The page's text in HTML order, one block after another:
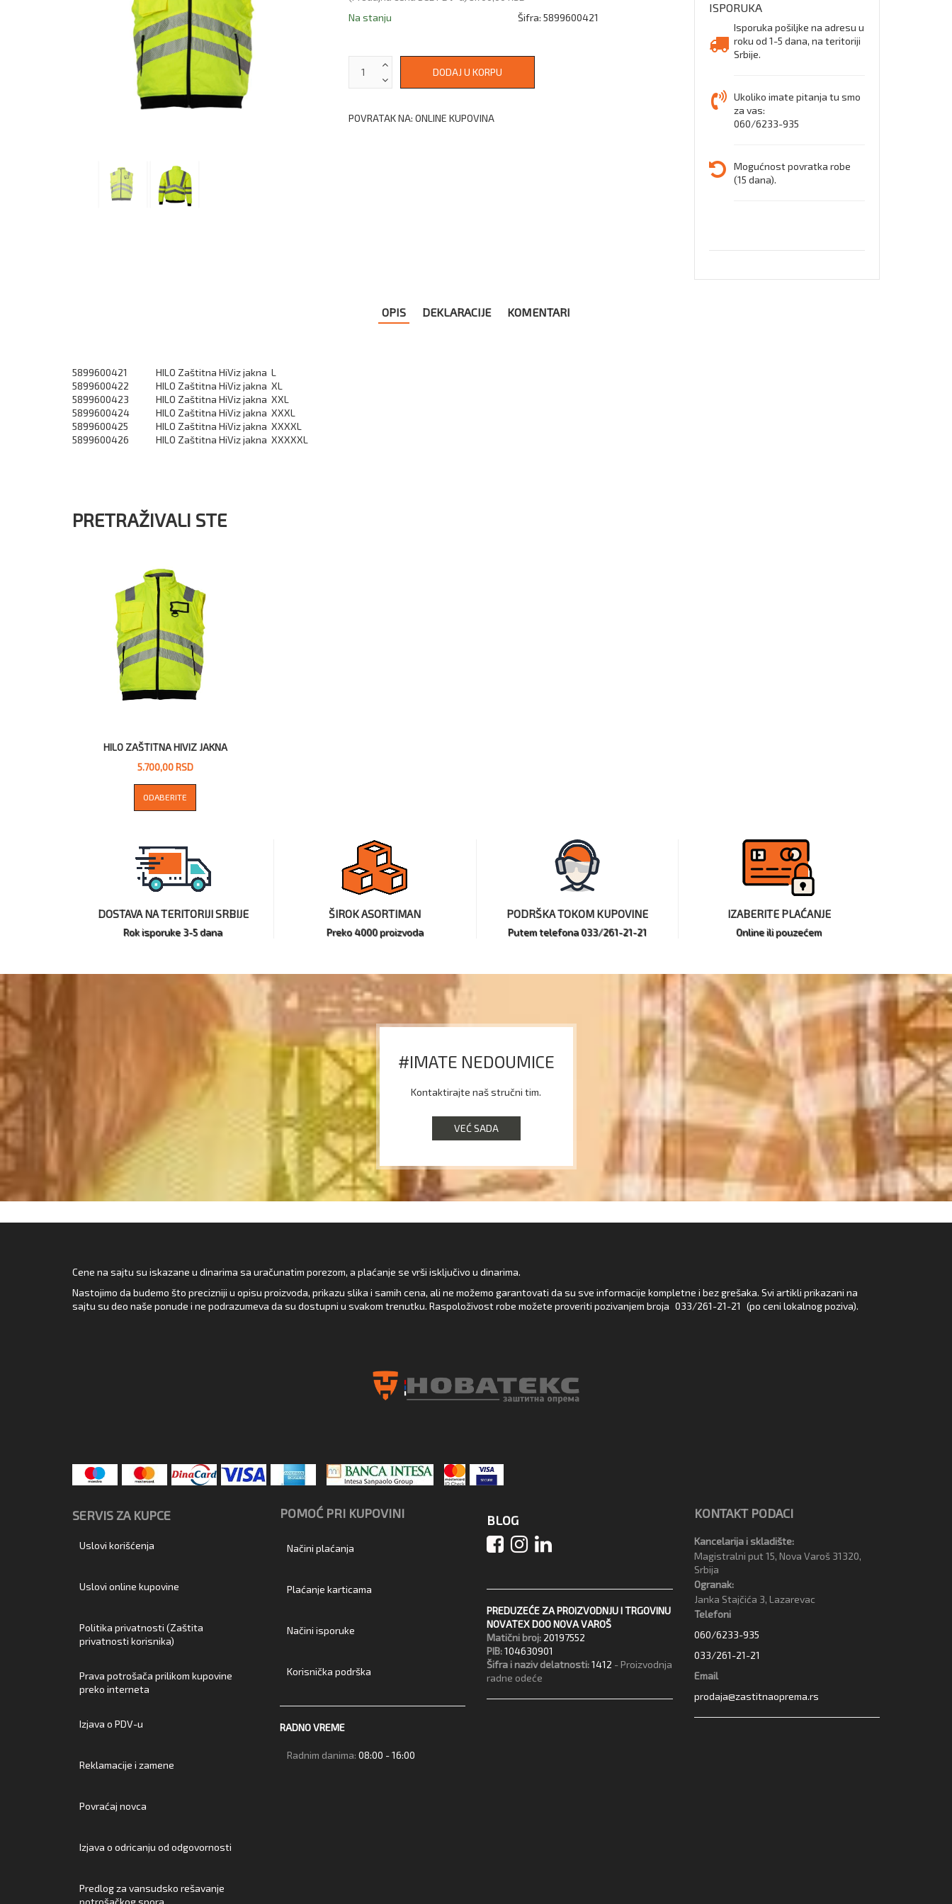
opremu
Na stanju
Šifra: 5899600421
POVRATAK NA: ONLINE KUPOVINA
ISPORUKA
Isporuka pošiljke na adresu u
roku od 1-5 dana, na teritoriji
Srbije.
Ukoliko imate pitanja tu smo
za vas:
060/6233-935
Mogućnost povratka robe
(15 dana).
OPIS DEKLARACIJE KOMENTARI
5899600421
HILO Zaštitna HiViz jakna L
5899600422
HILO Zaštitna HiViz jakna XL
5899600423
HILO Zaštitna HiViz jakna XXL
5899600424
HILO Zaštitna HiViz jakna XXXL
5899600425
HILO Zaštitna HiViz jakna XXXXL
5899600426
HILO Zaštitna HiViz jakna XXXXXL
PRETRAŽIVALI STE
HILO ZAŠTITNA HIVIZ JAKNA
5.700,00 RSD
ODABERITE
DOSTAVA NA TERITORIJI SRBIJE
Rok isporuke 3-5 dana
ŠIROK ASORTIMAN
Preko 4000 proizvoda
PODRŠKA TOKOM KUPOVINE
Putem telefona 033/261-21-21
IZABERITE PLAĆANJE
Online ili pouzećem
#IMATE NEDOUMICE
Kontaktirajte naš stručni tim.
VEĆ SADA
Cene na sajtu su iskazane u dinarima sa uračunatim porezom, a plaćanje se vrši isključivo u dinarima.
Nastojimo da budemo što precizniji u opisu proizvoda, prikazu slika i samih cena, ali ne možemo garantovati da su sve informacije kompletne i bez grešaka. Svi artikli prikazani na
sajtu su deo naše ponude i ne podrazumeva da su dostupni u svakom trenutku. Raspoloživost robe možete proveriti pozivanjem broja 033/261-21-21 (po ceni lokalnog poziva).
SERVIS ZA KUPCE
Uslovi korišćenja
Uslovi online kupovine
Politika privatnosti (Zaštita
privatnosti korisnika)
Prava potrošača prilikom kupovine
preko interneta
Izjava o PDV-u
Reklamacije i zamene
Povraćaj novca
Izjava o odricanju od odgovornosti
Predlog za vansudsko rešavanje
potrošačkog spora
POMOĆ PRI KUPOVINI
Načini plaćanja
Plaćanje karticama
Načini isporuke
Korisnička podrška
RADNO VREME
Radnim danima: 08:00 - 16:00
BLOG
PREDUZEĆE ZA PROIZVODNJU I TRGOVINU
NOVATEX DOO NOVA VAROŠ
Matični broj: 20197552
PIB:104630901
Šifra i naziv delatnosti:1412 - Proizvodnja
radne odeće
KONTAKT PODACI
Kancelarija i skladište:
Magistralni put 15, Nova Varoš 31320,
Srbija
Ogranak:
Janka Stajčića 3, Lazarevac
Telefoni
060/6233-935
033/261-21-21
Email
prodaja@zastitnaoprema.rs